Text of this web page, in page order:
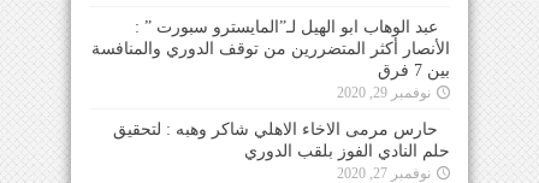
عبد الوهاب ابو الهيل لـ”المايسترو سبورت ” :
الأنصار أكثر المتضررين من توقف الدوري والمنافسة
بين 7 فرق
نوفمبر 29, 2020
حارس مرمى الاخاء الاهلي شاكر وهبه : لتحقيق
حلم النادي الفوز بلقب الدوري
نوفمبر 27, 2020